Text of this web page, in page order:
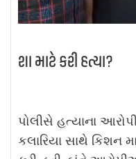
શા માટે કરી હત્યા?
પોલીસે હત્યાના
કલારિયા સાથે કિશન